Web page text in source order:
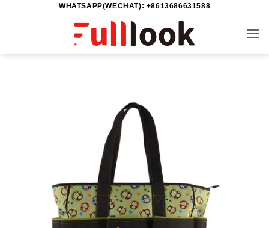
WHATSAPP(WECHAT): +8613686631588